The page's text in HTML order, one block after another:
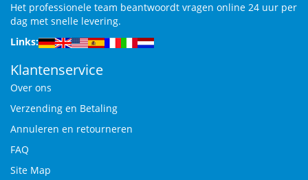
Het professionele team beantwoordt vragen online 24 uur per
dag met snelle levering.
Links:
Klantenservice
Over ons
Verzending en Betaling
Annuleren en retourneren
FAQ
Site Map